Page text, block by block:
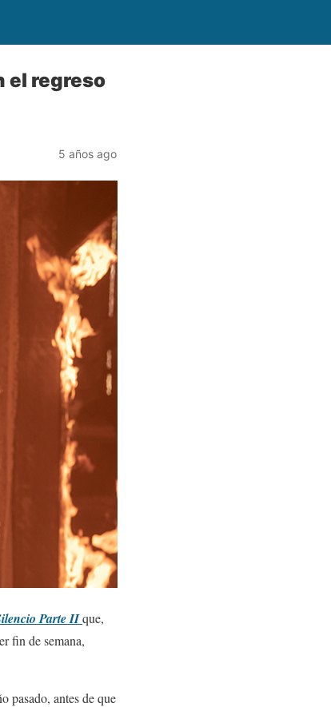
el regreso
5 años ago
Parte IIque,
fin de semana,
pasado, antes de que